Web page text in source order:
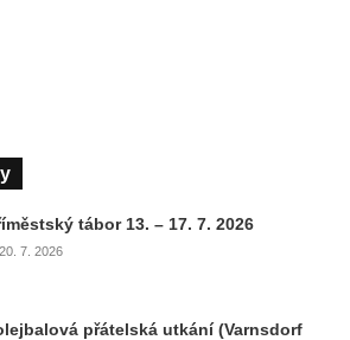
tábor 13. – 17. 7. 2026
20. 7. 2026
přátelská utkání (Varnsdorf